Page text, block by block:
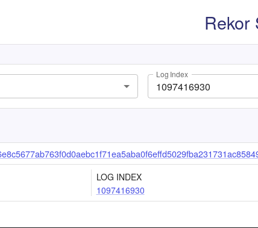
Rekor
Log Index
LOG INDEX
1097416930